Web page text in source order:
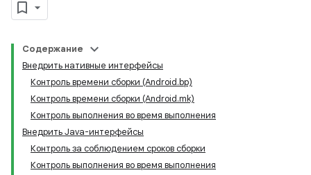
Содержание
Внедрить нативные интерфейсы
Контроль времени сборки (Android.bp)
Контроль времени сборки (Android.mk)
Контроль выполнения во время выполнения
Внедрить Java-интерфейсы
Контроль за соблюдением сроков сборки
Контроль выполнения во время выполнения